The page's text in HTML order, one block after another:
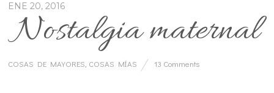
ENE 20, 2016
Nostalgia maternal
COSAS DE MAYORES COSAS MÍAS 13 Comments